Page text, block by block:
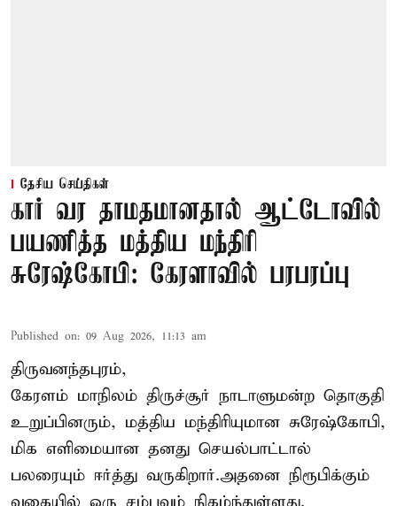
தேசிய செய்திகள்
கார் வர தாமதமானதால் ஆட்டோவில்
பயணித்த மத்திய மந்திரி
சுரேஷ்கோபி: கேரளாவில் பரபரப்பு
Published on: 09 Aug 2026, 11:13 am
திருவனந்தபுரம்,
கேரளம் மாநிலம் திருச்சூர் நாடாளுமன்ற தொகுதி
உறுப்பினரும், மத்திய மந்திரியுமான சுரேஷ்கோபி,
மிக எளிமையான தனது செயல்பாட்டால்
பலரையும் ஈர்த்து வருகிறார்.அதனை நிரூபிக்கும்
வகையில் ஒரு சம்பவம் நிகழ்ந்துள்ளது.